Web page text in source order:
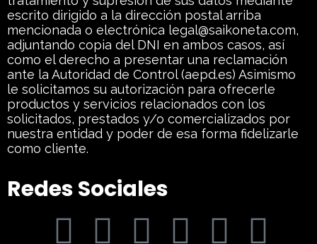
escrito dirigido a la dirección postal arriba
mencionada o electrónica legal@saikoneta.com,
adjuntando copia del DNI en ambos casos, así
como el derecho a presentar una reclamación
ante la Autoridad de Control (aepd.es) Asimismo
le solicitamos su autorización para ofrecerle
productos y servicios relacionados con los
solicitados, prestados y/o comercializados por
nuestra entidad y poder de esa forma fidelizarle
como cliente.
Redes Sociales